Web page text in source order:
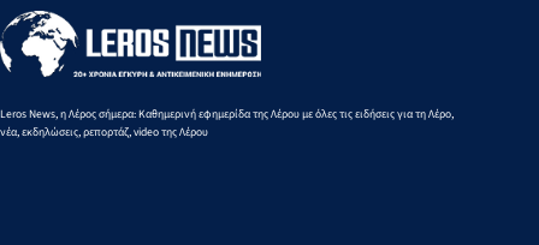
Leros News, η Λέρος σήμερα: Καθημερινή εφημερίδα της Λέρου με όλες τις ειδήσεις για τη Λέρο,
νέα, εκδηλώσεις, ρεπορτάζ, video της Λέρου